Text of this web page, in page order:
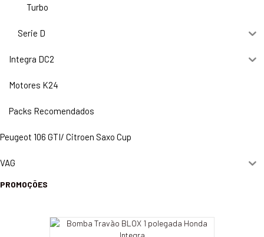
Turbo
Serie D
Integra DC2
Motores K24
Packs Recomendados
Peugeot 106 GTI/ Citroen Saxo Cup
VAG
PROMOÇÕES